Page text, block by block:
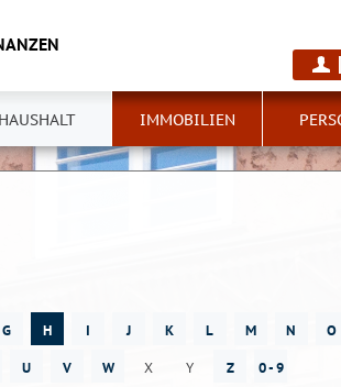
HAUSHALT IMMOBILIEN
G H I J K L M N
O
U V W X Y Z 0 - 9